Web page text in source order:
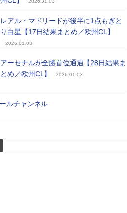
レアル・マドリードが後半に1点もぎと
り白星【17日結果まとめ／欧州CL】
2026.01.03
アーセナルが全勝首位通過【28日結果ま
とめ／欧州CL】
2026.01.03